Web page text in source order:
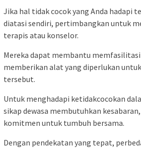
Jika hal tidak cocok yang Anda hadapi
diatasi sendiri, pertimbangkan untuk
terapis atau konselor.
Mereka dapat membantu
memberikan alat yang diperlukan
tersebut.
Untuk menghadapi ketidakcocokan
sikap dewasa membutuhkan
komitmen untuk tumbuh bersama.
Dengan pendekatan yang tepat,